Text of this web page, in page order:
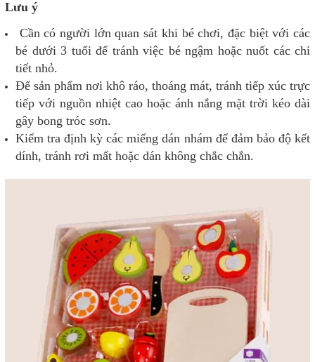
Lưu ý
Cần có người lớn quan sát khi bé chơi, đặc biệt với các
bé dưới 3 tuổi để tránh việc bé ngậm hoặc nuốt các chi
tiết nhỏ.
Để sản phẩm nơi khô ráo, thoáng mát, tránh tiếp xúc trực
tiếp với nguồn nhiệt cao hoặc ánh nắng mặt trời kéo dài
gây bong tróc sơn.
Kiểm tra định kỳ các miếng dán nhám để đảm bảo độ kết
dính, tránh rơi mất hoặc dán không chắc chắn.